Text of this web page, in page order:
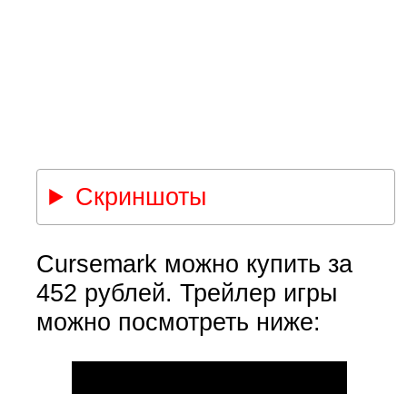
Скриншоты
Cursemark можно купить за
452 рублей. Трейлер игры
можно посмотреть ниже: